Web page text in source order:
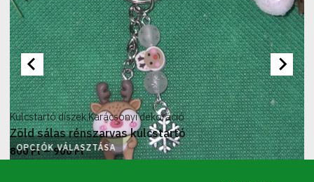
OPCIÓK VÁLASZTÁSA
Kulcstartó díszek,Karácsonyi dekoráció
Zöld sálas rénszarvas kulcstartó
800Ft – 900FtÁrtartomány: